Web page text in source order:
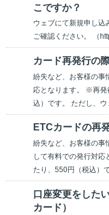
こですか？
ウェブにて新規申し込
ご確認ください。 （
カード再発行の
紛失など、お客様の事
応となります。 ※再発
込）です。 ただし、ウ
ETCカードの再
紛失など、お客様の事
して有料での発行対
たり、550円（税込）
口座変更をした
カード）